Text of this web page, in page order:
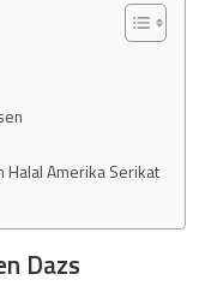
Halal Amerika Serikat
Dazs